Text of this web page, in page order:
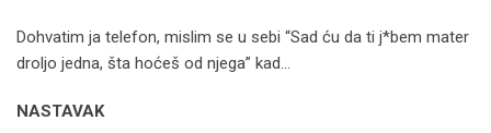
Dohvatim ja telefon, mislim se u sebi “Sad ću da ti j*bem mater
droljo jedna, šta hoćeš od njega” kad…
NASTAVAK